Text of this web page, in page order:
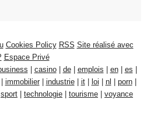
Cookies Policy RSS Site réalisé avec
Espace Privé
casino| de| emplois en| es
immobilier| industrie| it| loi nl porn|
sport technologie tourisme voyance